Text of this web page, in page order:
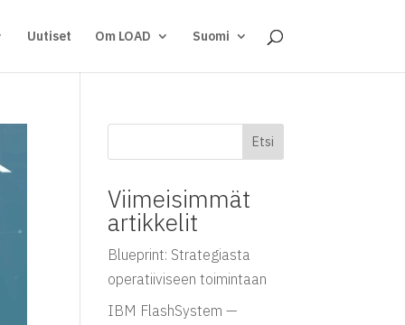
Uutiset Om LOAD Suomi
Etsi
Viimeisimmät
artikkelit
Blueprint: Strategiasta
operatiiviseen toimintaan
IBM FlashSystem —